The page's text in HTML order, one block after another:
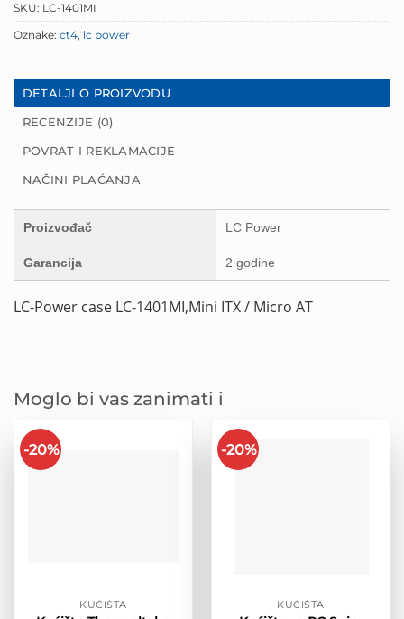
SKU: LC-1401MI
Oznake: ct4, lc power
DETALJI O PROIZVODU
RECENZIJE (0)
POVRAT I REKLAMACIJE
NAČINI PLAĆANJA
Proizvođač LC Power
Garancija 2 godine
LC-Power case LC-1401MI,Mini ITX / Micro AT
Moglo bi vas zanimati i
-20%
KUĆIŠTA
-20%
KUĆIŠTA